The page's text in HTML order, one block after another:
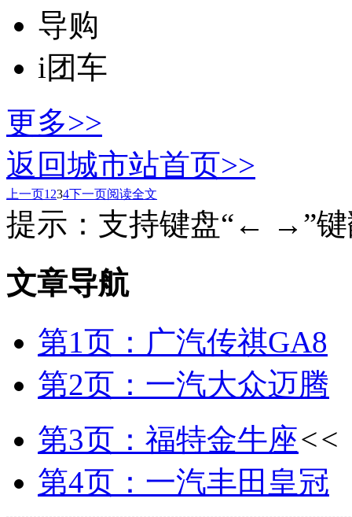
导购
i团车
更多>>
返回城市站首页>>
上一页1 234下一页阅读全文
提示：支持键盘“← →”键
文章导航
第1页：广汽传祺GA8
第2页：一汽大众迈腾
第3页：福特金牛座<<
第4页：一汽丰田皇冠